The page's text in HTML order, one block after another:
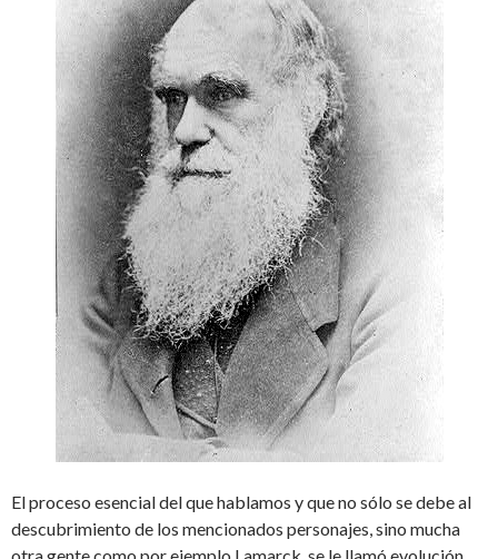
El proceso esencial del que hablamos y que no sólo se debe al
descubrimiento de los mencionados personajes, sino mucha
otra gente como por ejemplo Lamarck, se le llamó evolución.